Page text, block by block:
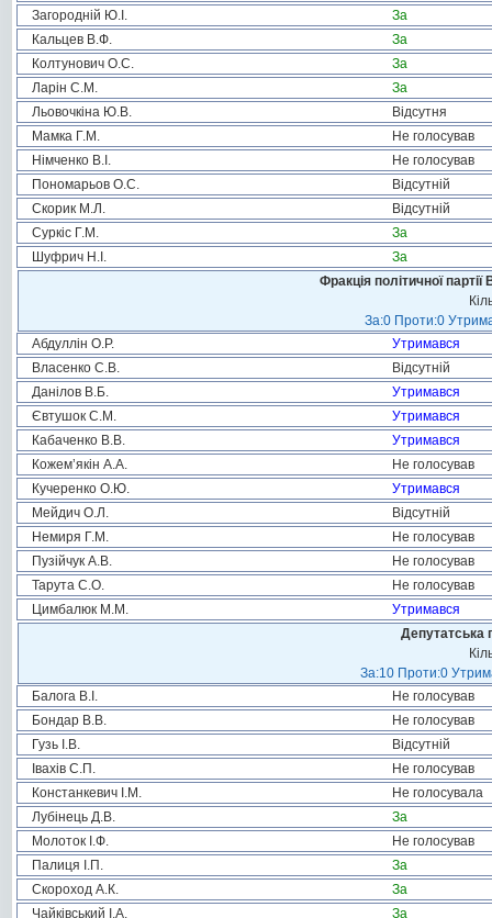
Загородній Ю.І.
За
Кальцев В.Ф.
За
Колтунович О.С.
За
Ларін С.М.
За
Льовочкіна Ю.В.
Відсутня
Мамка Г.М.
Не голосував
Німченко В.І.
Не голосував
Пономарьов О.С.
Відсутній
Скорик М.Л.
Відсутній
Суркіс Г.М.
За
Шуфрич Н.І.
За
Фракція політичної
За:0 Проти:0
Абдуллін О.Р.
Утримався
Власенко С.В.
Відсутній
Данілов В.Б.
Утримався
Євтушок С.М.
Утримався
Кабаченко В.В.
Утримався
Кожем’якін А.А.
Не голосував
Кучеренко О.Ю.
Утримався
Мейдич О.Л.
Відсутній
Немиря Г.М.
Не голосував
Пузійчук А.В.
Не голосував
Тарута С.О.
Не голосував
Цимбалюк М.М.
Утримався
Депутатська
За:10 Проти:0
Балога В.І.
Не голосував
Бондар В.В.
Не голосував
Гузь І.В.
Відсутній
Івахів С.П.
Не голосував
Констанкевич І.М.
Не голосувала
Лубінець Д.В.
За
Молоток І.Ф.
Не голосував
Палиця І.П.
За
Скороход А.К.
За
Чайківський І.А.
За